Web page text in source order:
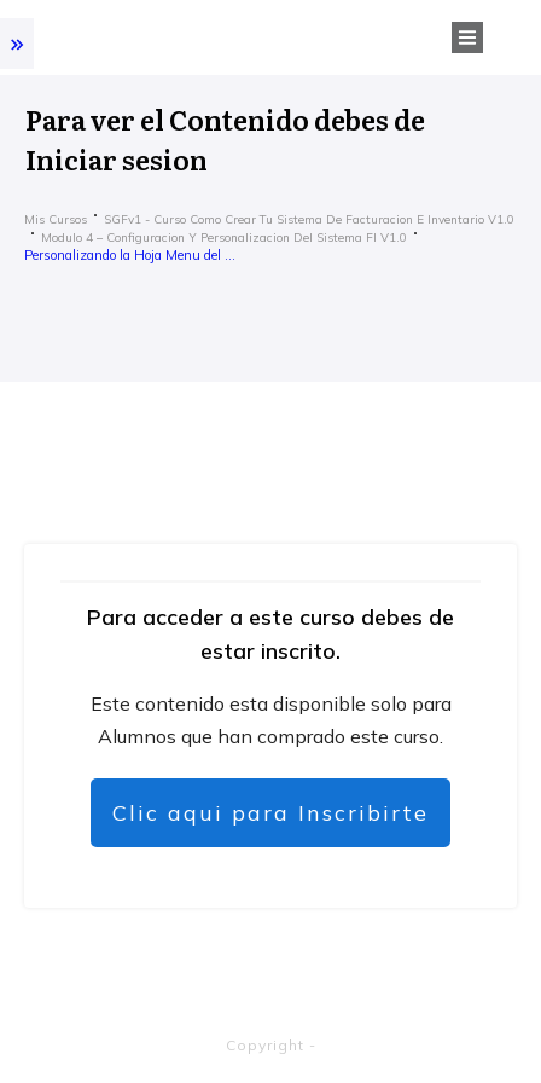
Para ver el Contenido debes de
Iniciar sesion
Mis Cursos
SGFv1 - Curso Como Crear Tu Sistema De Facturacion E Inventario V1.0
Modulo 4 – Configuracion Y Personalizacion Del Sistema FI V1.0
Para acceder a este curso debes de
estar inscrito.
Este contenido esta disponible solo para
Alumnos que han comprado este curso.
Clic aqui para Inscribirte
Copyright -